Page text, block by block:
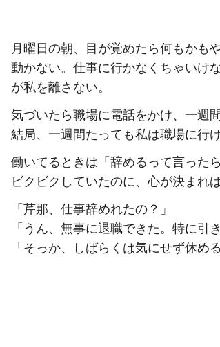
月曜日の朝、目が覚めたら何もかも
動かない。仕事に行かなくちゃいけ
が私を離さない。
気づいたら職場に電話をかけ、一週
結局、一週間たっても私は職場に行
働いてるときは「辞めるって言った
ビクビクしていたのに、心が決まれ
「芹那、仕事辞めれたの？」
「うん、無事に退職できた。特に引
「そっか、しばらくは気にせず休める